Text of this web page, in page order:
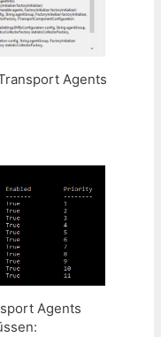
Agents
Agents